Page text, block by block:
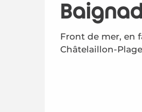
Front de mer, en
Châtelaillon-Plage